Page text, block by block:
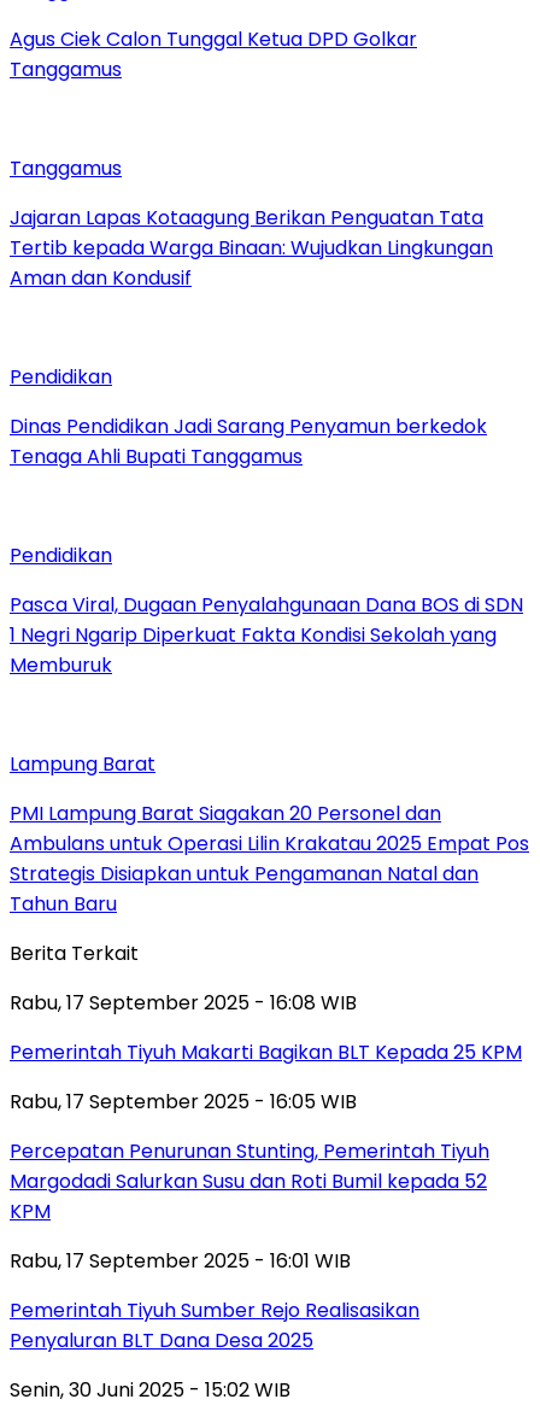
Agus Ciek Calon Tunggal Ketua DPD Golkar
Tanggamus
Tanggamus
Jajaran Lapas Kotaagung Berikan Penguatan Tata
Tertib kepada Warga Binaan: Wujudkan Lingkungan
Aman dan Kondusif
Pendidikan
Dinas Pendidikan Jadi Sarang Penyamun berkedok
Tenaga Ahli Bupati Tanggamus
Pendidikan
Pasca Viral, Dugaan Penyalahgunaan Dana BOS di SDN
1 Negri Ngarip Diperkuat Fakta Kondisi Sekolah yang
Memburuk
Lampung Barat
PMI Lampung Barat Siagakan 20 Personel dan
Ambulans untuk Operasi Lilin Krakatau 2025 Empat Pos
Strategis Disiapkan untuk Pengamanan Natal dan
Tahun Baru
Berita Terkait
Rabu, 17 September 2025 - 16:08 WIB
Pemerintah Tiyuh Makarti Bagikan BLT Kepada 25 KPM
Rabu, 17 September 2025 - 16:05 WIB
Percepatan Penurunan Stunting, Pemerintah Tiyuh
Margodadi Salurkan Susu dan Roti Bumil kepada 52
KPM
Rabu, 17 September 2025 - 16:01 WIB
Pemerintah Tiyuh Sumber Rejo Realisasikan
Penyaluran BLT Dana Desa 2025
Senin, 30 Juni 2025 - 15:02 WIB